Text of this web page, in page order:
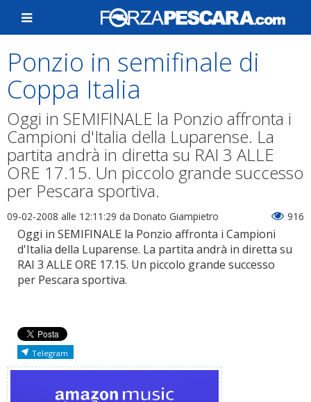
Ponzio in semifinale di
Coppa Italia
Oggi in SEMIFINALE la Ponzio affronta i
Campioni d'Italia della Luparense. La
partita andrà in diretta su RAI 3 ALLE
ORE 17.15. Un piccolo grande successo
per Pescara sportiva.
09-02-2008 alle 12:11:29 da Donato Giampietro 916
Oggi in SEMIFINALE la Ponzio affronta i Campioni
d'Italia della Luparense. La partita andrà in diretta su
RAI 3 ALLE ORE 17.15. Un piccolo grande successo
per Pescara sportiva.
Telegram